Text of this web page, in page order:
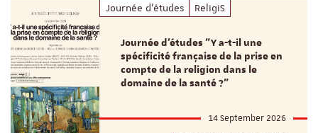
Journée d'études ReligiS
Journée d’études "Y a-t-il une
spécificité française de la prise en
compte de la religion dans le
domaine de la santé ?"
14 September 2026